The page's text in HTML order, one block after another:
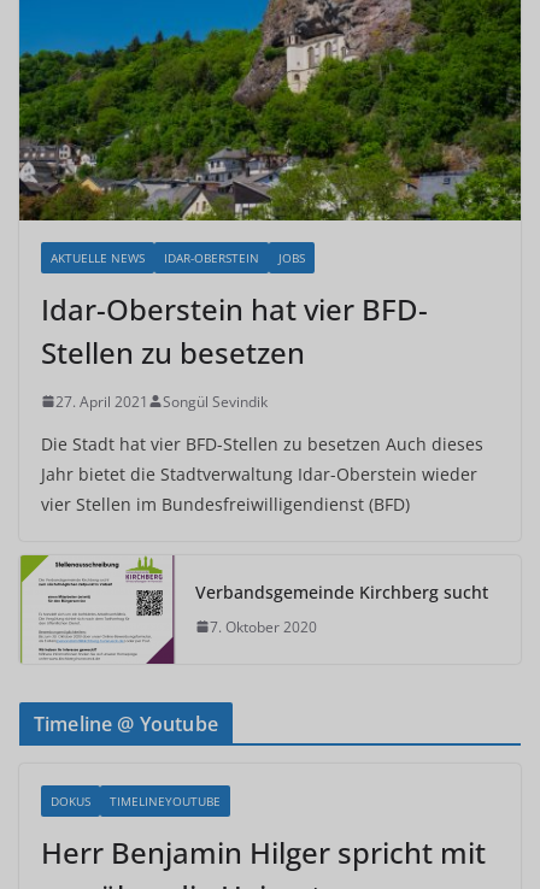
AKTUELLE NEWS IDAR-OBERSTEIN JOBS
Idar-Oberstein hat vier BFD-
Stellen zu besetzen
27. April 2021 Songül Sevindik
Die Stadt hat vier BFD-Stellen zu besetzen Auch dieses
Jahr bietet die Stadtverwaltung Idar-Oberstein wieder
vier Stellen im Bundesfreiwilligendienst (BFD)
Verbandsgemeinde Kirchberg sucht
7. Oktober 2020
Timeline @ Youtube
DOKUS TIMELINEYOUTUBE
Herr Benjamin Hilger spricht mit